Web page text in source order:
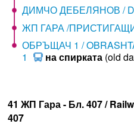
ДИМЧО ДЕБЕЛЯНОВ /
ЖП ГАРА /
ОБРЪЩАЧ 1 /
1
на спирката(old
41 ЖП Гара - Бл. 407 /
407